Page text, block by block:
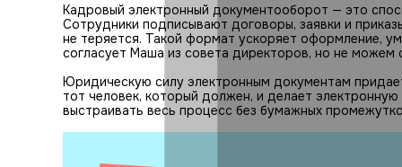
Кадровый электронный документооборот — это
Сотрудники подписывают договоры, заявки и
не теряется. Такой формат ускоряет оформление,
согласует Маша из совета директоров, но не можем
Юридическую силу электронным документам
тот человек, который должен, и делает
выстраивать весь процесс без бумажных